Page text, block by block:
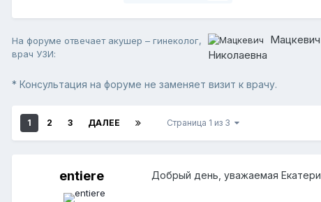
На форуме отвечает акушер – гинеколог,
врач УЗИ:
Николаевна
* Консультация на форуме не заменяет визит к врачу.
1 2 3 ДАЛЕЕ Страница 1 из 3
entiere Добрый день, уважаемая